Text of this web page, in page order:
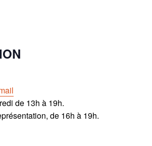
de 13h à 19h.
de 16h à 19h.